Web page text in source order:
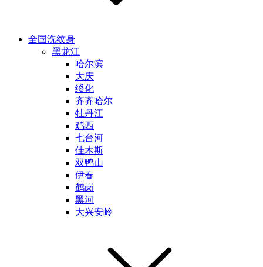
全国洗纹身
黑龙江
哈尔滨
大庆
绥化
齐齐哈尔
牡丹江
鸡西
七台河
佳木斯
双鸭山
伊春
鹤岗
黑河
大兴安岭